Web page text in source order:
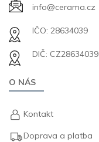
info@cerama.cz
IČO: 28634039
DIČ: CZ28634039
O NÁS
Kontakt
Doprava a platba